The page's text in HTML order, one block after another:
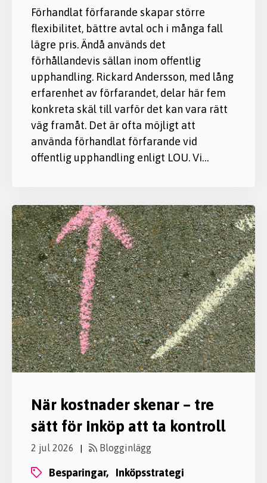
Förhandlat förfarande skapar större
flexibilitet, bättre avtal och i många fall
lägre pris. Ändå används det
förhållandevis sällan inom offentlig
upphandling. Rickard Andersson, med lång
erfarenhet av förfarandet, delar här fem
konkreta skäl till varför det kan vara rätt
väg framåt. Det är ofta möjligt att
använda förhandlat förfarande vid
offentlig upphandling enligt LOU. Vi…
När kostnader skenar – tre
sätt för inköp att ta kontroll
2 jul 2026 | Blogginlägg
besparingar, inköpsstrategi